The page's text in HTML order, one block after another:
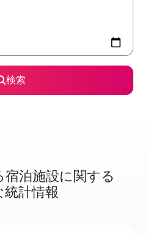
検索
泊⁠施⁠設⁠に関⁠す⁠る
統⁠計⁠情⁠報